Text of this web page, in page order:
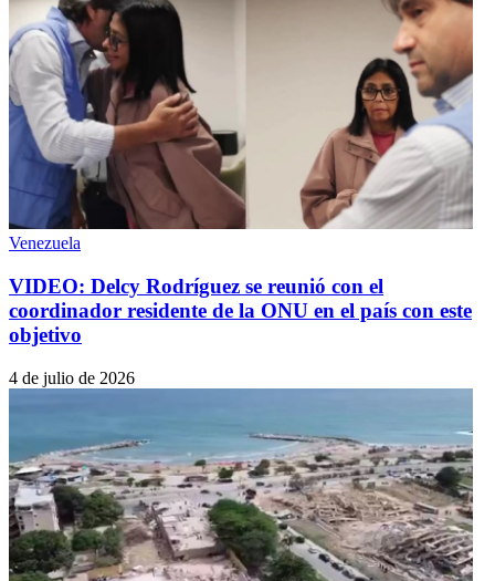
Venezuela
VIDEO: Delcy Rodríguez se reunió con el
coordinador residente de la ONU en el país con este
objetivo
4 de julio de 2026